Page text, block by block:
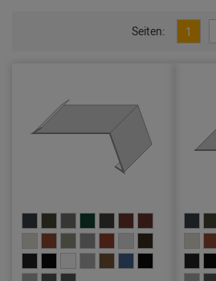
Seiten: 1